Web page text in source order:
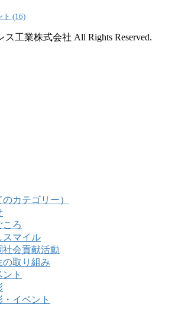
ト (16)
工業株式会社 All Rights Reserved.
のカテゴリー）
ころ
スマイル
社会貢献活動
の取り組み
ト
イベント